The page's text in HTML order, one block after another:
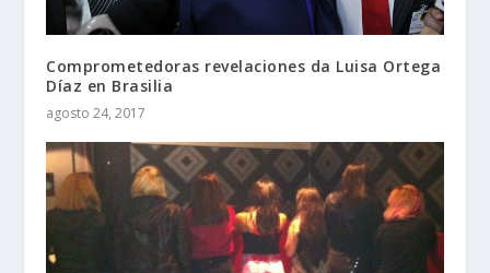
Comprometedoras revelaciones da Luisa Ortega
Díaz en Brasilia
agosto 24, 2017